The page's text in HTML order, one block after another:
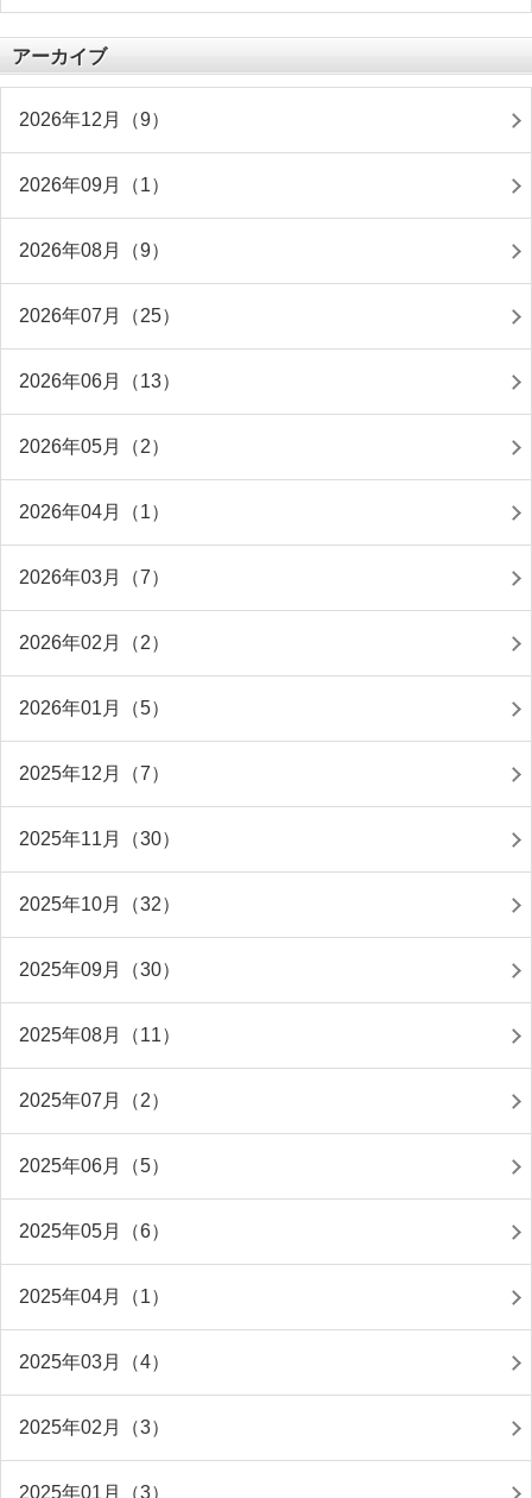
アーカイブ
2026年12月（9）
2026年09月（1）
2026年08月（9）
2026年07月（25）
2026年06月（13）
2026年05月（2）
2026年04月（1）
2026年03月（7）
2026年02月（2）
2026年01月（5）
2025年12月（7）
2025年11月（30）
2025年10月（32）
2025年09月（30）
2025年08月（11）
2025年07月（2）
2025年06月（5）
2025年05月（6）
2025年04月（1）
2025年03月（4）
2025年02月（3）
2025年01月（3）